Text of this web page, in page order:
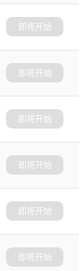
即将开始
即将开始
即将开始
即将开始
即将开始
即将开始